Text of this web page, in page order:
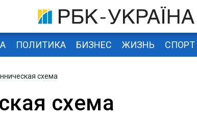
ПОЛИТИКА БИЗНЕС ЖИЗНЬ СПОРТ
схема
схема